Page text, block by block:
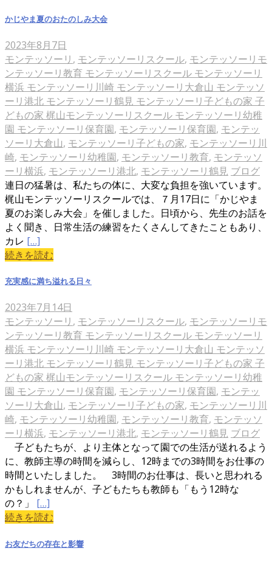
かじやま夏のおたのしみ大会
2023年8月7日
モンテッソーリ , モンテッソーリスクール, モンテッソーリモ
ンテッソーリ教育 モンテッソーリスクール モンテッソーリ
横浜 モンテッソーリ川崎 モンテッソーリ大倉山 モンテッソ
ーリ港北 モンテッソーリ鶴見 モンテッソーリ子どもの家 子
どもの家 梶山モンテッソーリスクール モンテッソーリ幼稚
園 モンテッソーリ保育園, モンテッソーリ保育園, モンテッ
ソーリ大倉山, モンテッソーリ子どもの家, モンテッソーリ川
崎, モンテッソーリ幼稚園, モンテッソーリ教育, モンテッソ
ーリ横浜, モンテッソーリ港北, モンテッソーリ鶴見 ブログ
連日の猛暑は、私たちの体に、大変な負担を強いています。
梶山モンテッソーリスクールでは、７月17日に「かじやま
夏のお楽しみ大会」を催しました。日頃から、先生のお話を
よく聞き、日常生活の練習をたくさんしてきたこともあり、
カレ […]
続きを読む
充実感に満ち溢れる日々
2023年7月14日
モンテッソーリ , モンテッソーリスクール, モンテッソーリモ
ンテッソーリ教育 モンテッソーリスクール モンテッソーリ
横浜 モンテッソーリ川崎 モンテッソーリ大倉山 モンテッソ
ーリ港北 モンテッソーリ鶴見 モンテッソーリ子どもの家 子
どもの家 梶山モンテッソーリスクール モンテッソーリ幼稚
園 モンテッソーリ保育園, モンテッソーリ保育園, モンテッ
ソーリ大倉山, モンテッソーリ子どもの家, モンテッソーリ川
崎, モンテッソーリ幼稚園, モンテッソーリ教育, モンテッソ
ーリ横浜, モンテッソーリ港北, モンテッソーリ鶴見 ブログ
子どもたちが、より主体となって園での生活が送れるよう
に、教師主導の時間を減らし、12時までの3時間をお仕事の
時間といたしました。 3時間のお仕事は、長いと思われる
かもしれませんが、子どもたちも教師も「もう12時な
の？」 […]
続きを読む
お友だちの存在と影響